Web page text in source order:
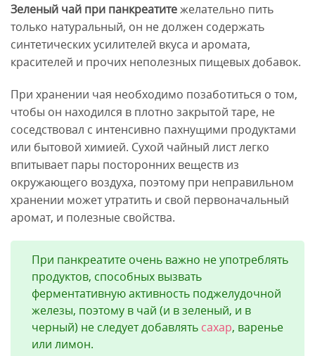
Зеленый чай при панкреатитежелательно пить
только натуральный, он не должен содержать
синтетических усилителей вкуса и аромата,
красителей и прочих неполезных пищевых добавок.
При хранении чая необходимо позаботиться о том,
чтобы он находился в плотно закрытой таре, не
соседствовал с интенсивно пахнущими продуктами
или бытовой химией. Сухой чайный лист легко
впитывает пары посторонних веществ из
окружающего воздуха, поэтому при неправильном
хранении может утратить и свой первоначальный
аромат, и полезные свойства.
При панкреатите очень важно не употреблять
продуктов, способных вызвать
ферментативную активность поджелудочной
железы, поэтому в чай (и в зеленый, и в
черный) не следует добавлять сахар, варенье
или лимон.